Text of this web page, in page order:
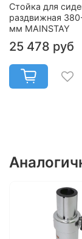
Стойка для
раздвижная
мм MAINSTAY
25 478 руб